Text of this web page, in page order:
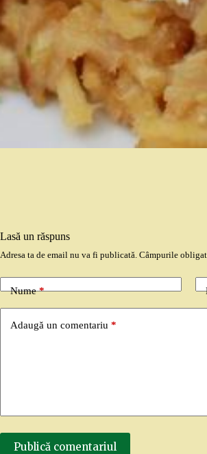
Lasă un răspuns
Adresa ta de email nu va fi publicată. Câmpurile
Nume*
Adaugă un comentariu *
Publică comentariul